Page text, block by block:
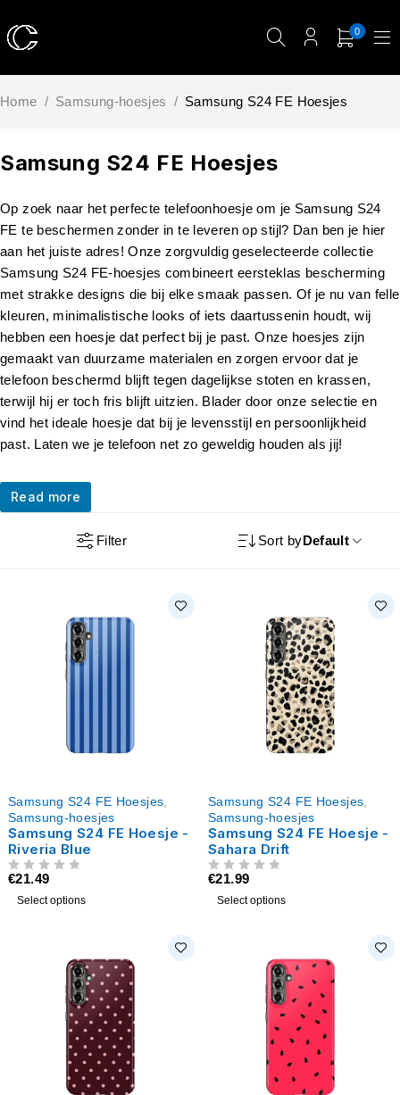
0
Samsung S24 FE Hoesjes
Home / Samsung-hoesjes / Samsung S24 FE Hoesjes
Op zoek naar het perfecte telefoonhoesje om je Samsung S24
FE te beschermen zonder in te leveren op stijl? Dan ben je hier
aan het juiste adres! Onze zorgvuldig geselecteerde collectie
Samsung S24 FE-hoesjes combineert eersteklas bescherming
met strakke designs die bij elke smaak passen. Of je nu van felle
kleuren, minimalistische looks of iets daartussenin houdt, wij
hebben een hoesje dat perfect bij je past. Onze hoesjes zijn
gemaakt van duurzame materialen en zorgen ervoor dat je
telefoon beschermd blijft tegen dagelijkse stoten en krassen,
terwijl hij er toch fris blijft uitzien. Blader door onze selectie en
vind het ideale hoesje dat bij je levensstijl en persoonlijkheid
past. Laten we je telefoon net zo geweldig houden als jij!
Read more
Filter Sort byDefault
Samsung S24 FE Hoesjes
Samsung-hoesjes
Samsung S24 FE Hoesje -
Riveria Blue
€21.49
Select options
Samsung S24 FE Hoesjes
Samsung-hoesjes
Samsung S24 FE Hoesje -
Sahara Drift
€21.99
Select options